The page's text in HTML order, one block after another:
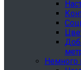
Немного